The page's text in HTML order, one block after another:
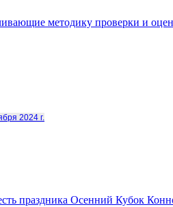
методику проверки и
2024 г.
праздника Осенний Кубок